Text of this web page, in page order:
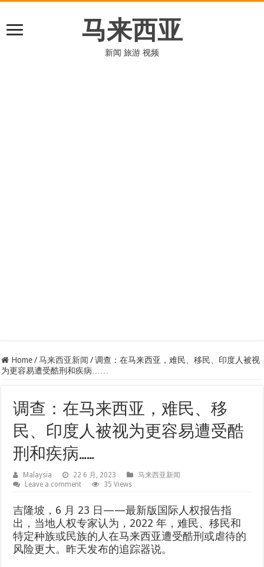
马来西亚
新闻 旅游 视频
Home / 马来西亚新闻 / 调查：在马来西亚，难民、移民、印度人被视
为更容易遭受酷刑和疾病……
调查：在马来西亚，难民、移
民、印度人被视为更容易遭受酷
刑和疾病……
Malaysia 22 6 月, 2023
马来西亚新闻
Leave a comment
35 Views
吉隆坡，6 月 23 日——最新版国际人权报告指
出，当地人权专家认为，2022 年，难民、移民和
特定种族或民族的人在马来西亚遭受酷刑或虐待的
风险更大。昨天发布的追踪器说。